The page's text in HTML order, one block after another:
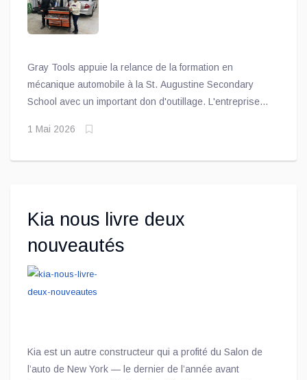
Gray Tools appuie la relance de la formation en
mécanique automobile à la St. Augustine Secondary
School avec un important don d'outillage. L'entreprise
Set au programme automobile de l'établissement,
1 Mai 2026
Kia nous livre deux
nouveautés
Kia est un autre constructeur qui a profité du Salon de
l’auto de New York — le dernier de l’année avant